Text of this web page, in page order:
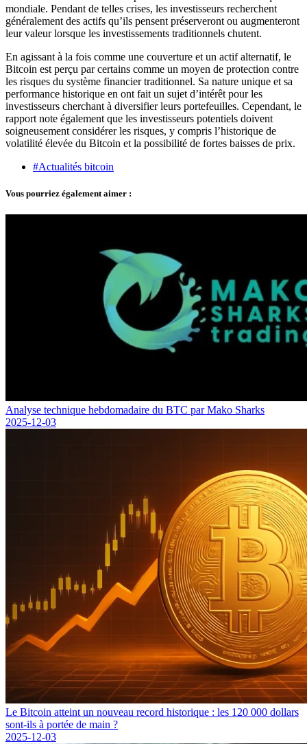
mondiale. Pendant de telles crises, les investisseurs recherchent
généralement des actifs qu’ils pensent préserveront ou augmenteront
leur valeur lorsque les investissements traditionnels chutent.
En agissant à la fois comme une couverture et un actif alternatif, le
Bitcoin est perçu par certains comme un moyen de protection contre
les risques du système financier traditionnel. Sa nature unique et sa
performance historique en ont fait un sujet d’intérêt pour les
investisseurs cherchant à diversifier leurs portefeuilles. Cependant, le
rapport note également que les investisseurs potentiels doivent
soigneusement considérer les risques, y compris l’historique de
volatilité élevée du Bitcoin et la possibilité de fortes baisses de prix.
#Actualités bitcoin
Vous pourriez également aimer :
Analyse technique hebdomadaire du BTC par Mako Sharks
2025-12-03
Le Bitcoin atteint un nouveau record historique : les 120 000 dollars
sont-ils à portée de main ?
2025-12-03